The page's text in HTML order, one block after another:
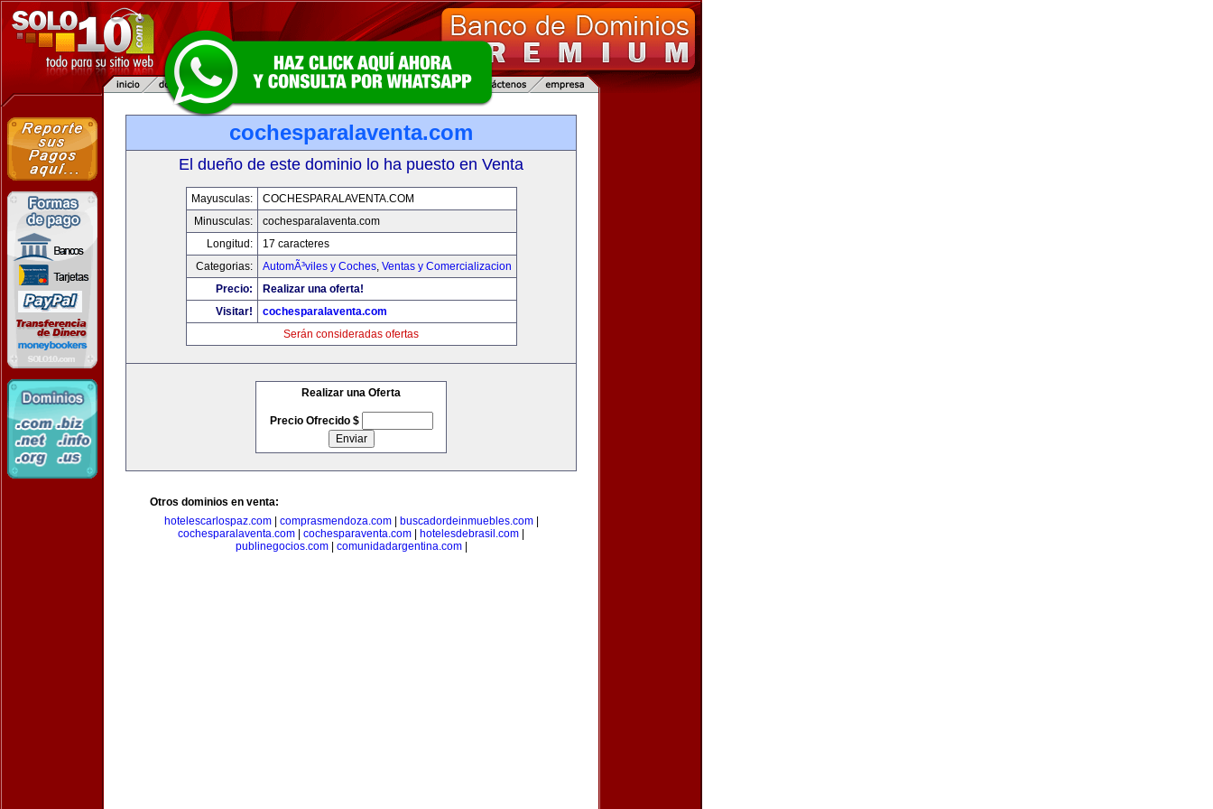
cochesparalaventa.com
El dueño de este dominio lo ha puesto en Venta
Mayusculas:
COCHESPARALAVENTA.COM
Minusculas:
cochesparalaventa.com
Longitud:
17 caracteres
Categorias:
AutomÃ³viles y Coches, Ventas y Comercializacion
Precio:
Realizar una oferta!
Visitar!
cochesparalaventa.com
Serán consideradas ofertas
Realizar una Oferta
Precio Ofrecido $
Otros dominios en venta:
hotelescarlospaz.com| comprasmendoza.com| buscadordeinmuebles.com|
cochesparalaventa.com
cochesparaventa.com hotelesdebrasil.com
publinegocios.com| comunidadargentina.com|